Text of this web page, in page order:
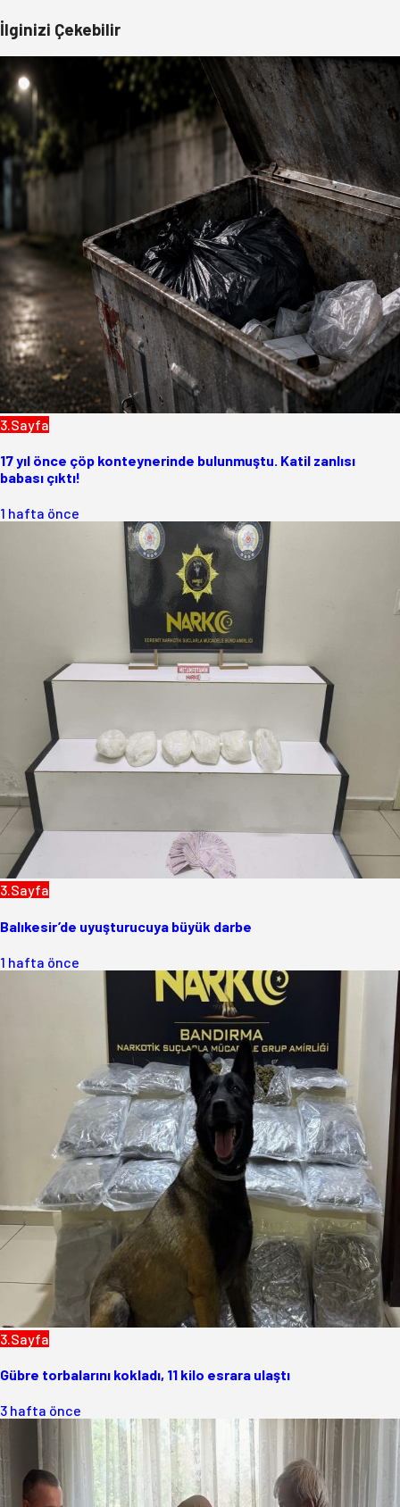
İlginizi Çekebilir
3.Sayfa
17 yıl önce çöp konteynerinde bulunmuştu. Katil zanlısı
babası çıktı!
1 hafta önce
3.Sayfa
Balıkesir’de uyuşturucuya büyük darbe
1 hafta önce
3.Sayfa
Gübre torbalarını kokladı, 11 kilo esrara ulaştı
3 hafta önce